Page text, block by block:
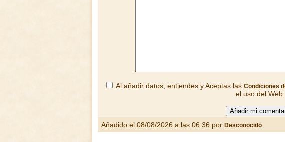
Al añadir datos, entiendes y Aceptas las Condiciones
el uso del Web.
Añadido el 08/08/2026 a las 06:36 por Desconocido